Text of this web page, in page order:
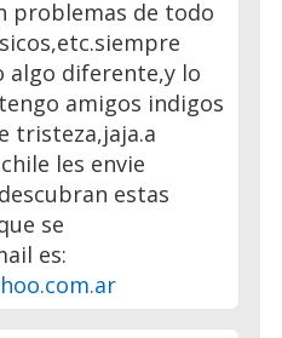
problemas de todo
algo diferente,y lo
amigos indigos
tristeza,jaja.a
les envie
estas
se
es: